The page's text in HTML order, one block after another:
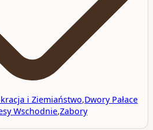
i Ziemiaństwo,Dwory Pałace
Wschodnie,Zabory